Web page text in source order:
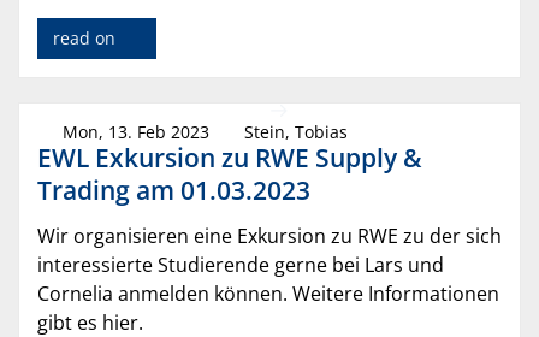
read on
Mon, 13. Feb 2023 Stein, Tobias
EWL Exkursion zu RWE Supply &
Trading am 01.03.2023
Wir organisieren eine Exkursion zu RWE zu der sich
interessierte Studierende gerne bei Lars und
Cornelia anmelden können. Weitere Informationen
gibt es hier.